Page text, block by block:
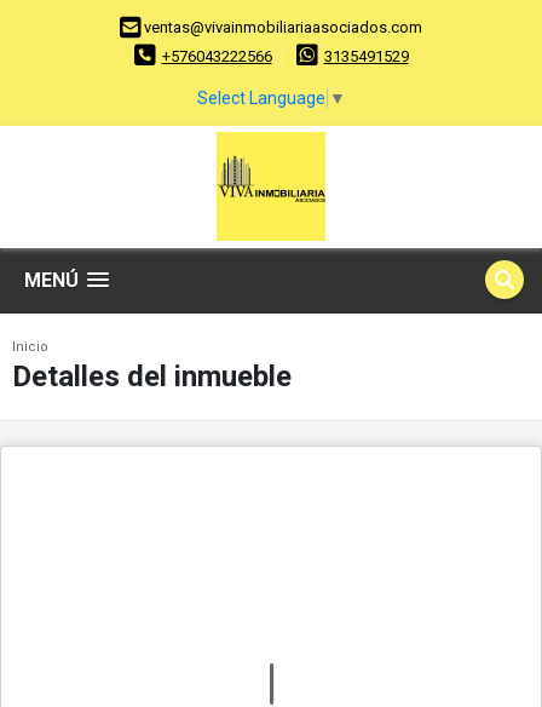
ventas@vivainmobiliariaasociados.com
+576043222566
3135491529
Select Language ▼
MENÚ
Inicio
Detalles del inmueble